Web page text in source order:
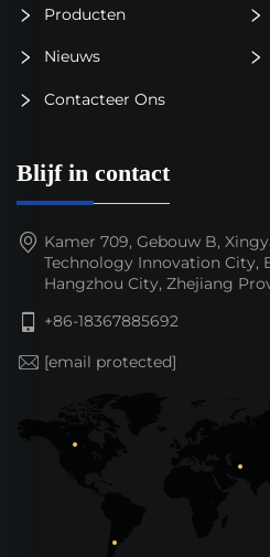
Producten
Nieuws
Contacteer Ons
Blijf in contact
Kamer 709, Gebouw B,
Technology Innovation City,
Hangzhou City, Zhejiang
+86-18367885692
[email protected]